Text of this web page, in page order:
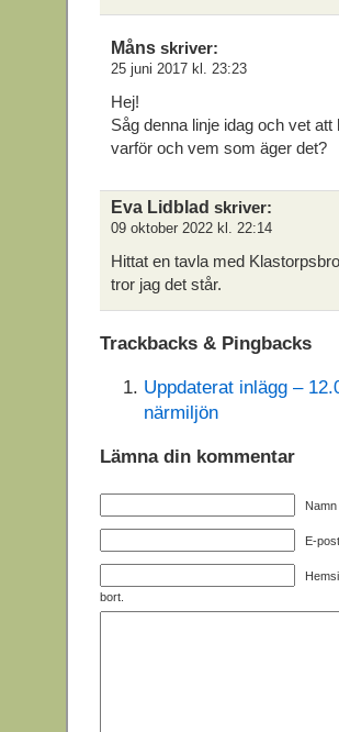
Måns skriver:
25 juni 2017 kl. 23:23
Hej!
Såg denna linje idag och vet
varför och vem som äger det?
Eva Lidblad skriver:
09 oktober 2022 kl. 22:14
Hittat en tavla med
tror jag det står.
Trackbacks & Pingbacks
Uppdaterat inlägg –
närmiljön
Lämna din kommentar
E-
bort.